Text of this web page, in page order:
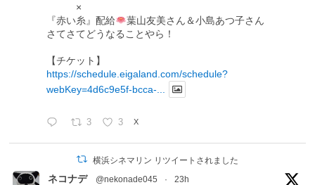
×
『赤い糸』配給
葉山友美さん＆小島あつ子さん
さてさてどうなることやら！
【チケット】
https://schedule.eigaland.com/schedule?
webKey=4d6c9e5f-bcca-...
3 3 X
横浜シネマリン リツイートされました
ネコナデ @nekonade045 · 23h